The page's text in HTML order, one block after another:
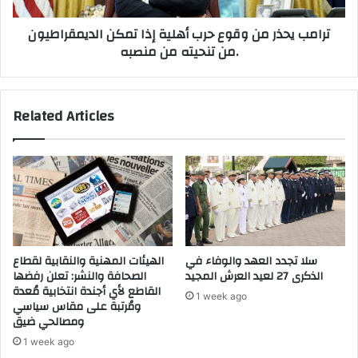
ض
ك
م
ل
ك
ي
ب
ا
ل
خ
ي
س
ر
ع
ب
أ
ه
ل
ي
إ
ذ
ت
م
ترامب يحذر من وقوع حرب أهلية إذا تمكن الديمقراطيون
من تنحيته من منصبه.
Related Articles
الهيئات المهنية والنقابية لقطاع
الصحافة والنشر: تعلن رفضها
القاطع لأي أجندة انتخابية مُعدة
ومُرتبة على مقاس سياسي
ومصالحي ضيق
1 week ago
سلا تجدد العهد والوفاء في
الذكرى 27 لعيد العرش المجيد
1 week ago